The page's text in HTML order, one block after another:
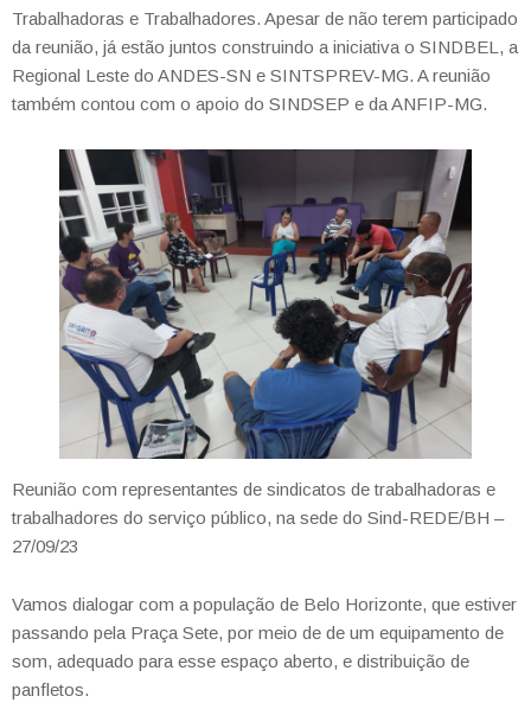
Trabalhadoras e Trabalhadores. Apesar de não terem participado
da reunião, já estão juntos construindo a iniciativa o SINDBEL, a
Regional Leste do ANDES-SN e SINTSPREV-MG. A reunião
também contou com o apoio do SINDSEP e da ANFIP-MG.
Reunião com representantes de sindicatos de trabalhadoras e
trabalhadores do serviço público, na sede do Sind-REDE/BH –
27/09/23
Vamos dialogar com a população de Belo Horizonte, que estiver
passando pela Praça Sete, por meio de de um equipamento de
som, adequado para esse espaço aberto, e distribuição de
panfletos.